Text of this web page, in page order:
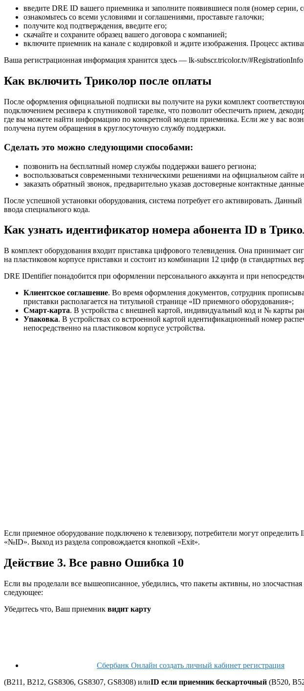
введите DRE ID вашего приемника и заполните появившиеся поля (номер
ознакомьтесь со всеми условиями и соглашениями, проставьте галочки;
получите код подтверждения, введите его;
скачайте и сохраните образец вашего договора с компанией;
включите приемник на канале с кодировкой и ждите изображения. Процесс
Ваша регистрационная информация хранится здесь — lk-subscr.tricolor.tv/#RegistrationInfo
Как включить Триколор после оплаты
После оформления официальной подписки вы получите на руки комплект
подключением ресивера к спутниковой тарелке, что позволит обеспечить прием,
где вы можете найти информацию по конкретной модели приемника. Если же у вас
получена путем обращения в круглосуточную службу поддержки.
Сделать это можно следующими способами:
позвонить на бесплатный номер службы поддержки вашего региона;
воспользоваться современными техническими решениями на официальном сайте
заказать обратный звонок, предварительно указав достоверные контактные
После успешной установки оборудования, система потребует его активировать.
ввода специального кода.
Как узнать идентификатор номера абонента ID в
В комплект оборудования входит приставка цифрового телевидения. Она принимает
на пластиковом корпусе приставки и состоит из комбинации 12 цифр (в стандартных
DRE IDentifier понадобится при оформлении персонального аккаунта и при
Клиентское соглашение. Во время оформления документов, сотрудник
приставки располагается на титульной странице «ID приемного оборудования»;
Смарт-карта. В устройства с внешней картой, индивидуальный код и № карты
Упаковка. В устройствах со встроенной картой идентификационный номер
непосредственно на пластиковом корпусе устройства.
Если приемное оборудование подключено к телевизору, потребители могут
«№ID». Выход из раздела сопровождается кнопкой «Exit».
Действие 3. Все равно Ошибка 10
Если вы проделали все вышеописанное, убедились, что пакеты активны, но
следующее:
Убедитесь что, Ваш приемник видит карту
Сбербанк Онлайн создать личный кабинет регистрация
(B211, B212, GS8306, GS8307, GS8308) илиID если приемник бескарточный (B520,